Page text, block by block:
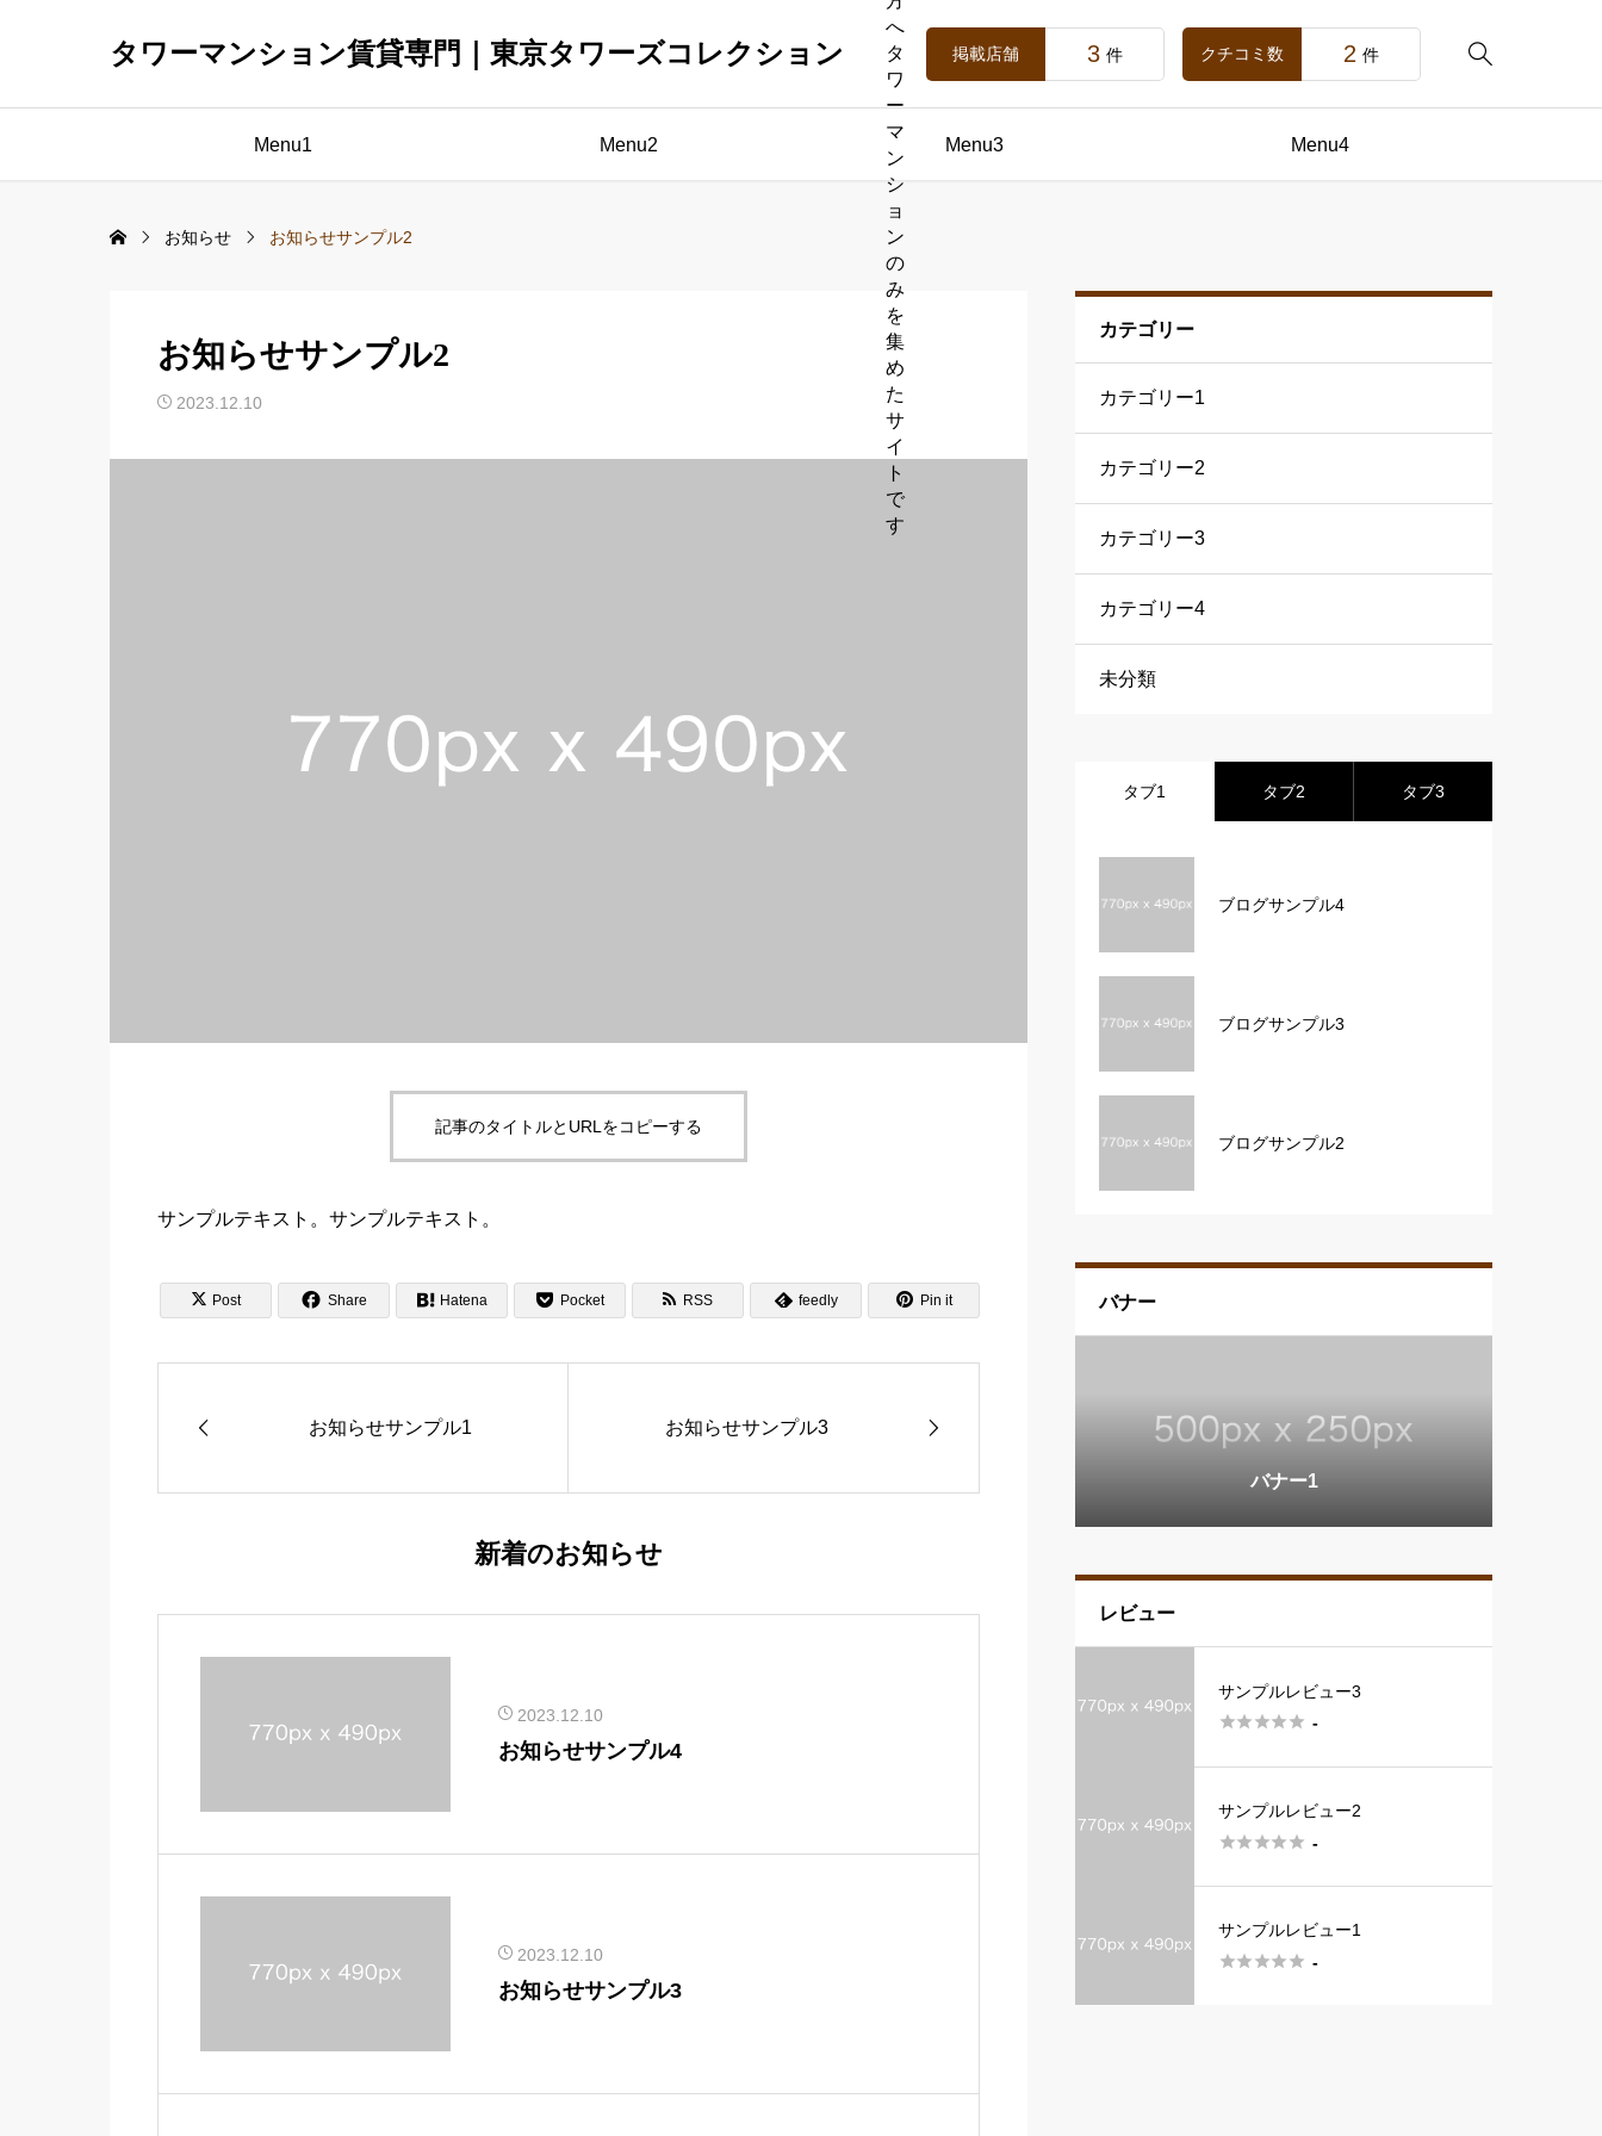
タワーマンション賃貸専門｜東京タワーズコレクション
へ
タ
ワ
ー
マ
ン
シ
ョ
ン
の
み
を
集
め
た
サ
イ
ト
で
す

掲載店舗 3 件 クチコミ数 2 件
Menu1 Menu2 Menu3 Menu4
お知らせ お知らせサンプル2
お知らせサンプル2
2023.12.10
記事のタイトルとURLをコピーする
サンプルテキスト。サンプルテキスト。
 Post  Share  Hatena  Pocket  RSS  feedly  Pin it
お知らせサンプル1 お知らせサンプル3
新着のお知らせ
2023.12.10
お知らせサンプル4
2023.12.10
お知らせサンプル3
カテゴリー
カテゴリー1
カテゴリー2
カテゴリー3
カテゴリー4
未分類
タブ1 タブ2 タブ3
ブログサンプル4
ブログサンプル3
ブログサンプル2
バナー
バナー3
バナー1
バナー2
バナー3
バナー1
レビュー
サンプルレビュー3
 -
サンプルレビュー2
 -
サンプルレビュー1
 -